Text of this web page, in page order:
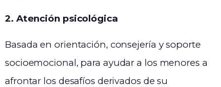
2. Atención psicológica
Basada en orientación, consejería y soporte
socioemocional, para ayudar a los menores a
afrontar los desafíos derivados de su